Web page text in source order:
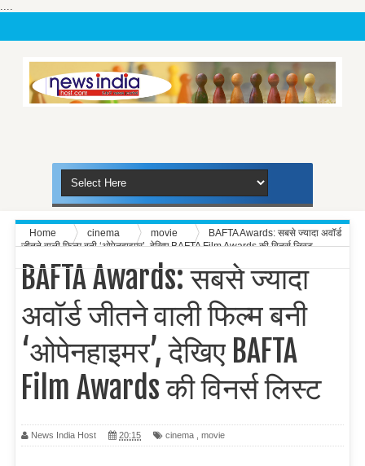
....
Home cinema movie
BAFTA Awards: सबसे ज्यादा अवॉर्ड
जीतने वाली फिल्म बनी ‘ओपेनहाइमर’, देखिए BAFTA Film Awards की विनर्स लिस्ट
BAFTA Awards: सबसे ज्यादा
अवॉर्ड जीतने वाली फिल्म बनी
‘ओपेनहाइमर’, देखिए BAFTA
Film Awards की विनर्स लिस्ट
News India Host 20:15 cinema movie